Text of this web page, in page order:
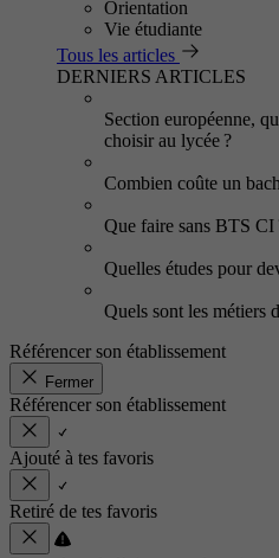
Orientation
Vie étudiante
Tous les articles
DERNIERS ARTICLES
Section européenne,
choisir au lycée ?
Combien coûte un
Que faire sans BTS CI
Quelles études pour
Quels sont les métiers
Référencer son établissement
Fermer
Référencer son établissement
Ajouté à tes favoris
Retiré de tes favoris